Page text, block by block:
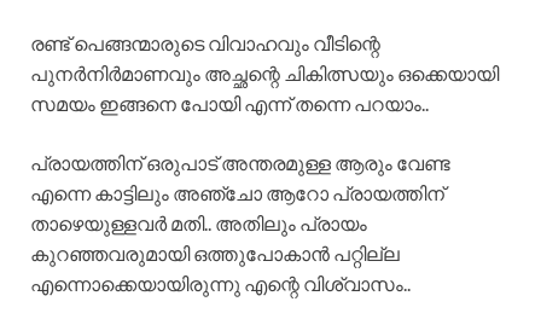
രണ്ട് പെങ്ങന്മാരുടെ വിവാഹവും വീടിന്റെ
പുനർനിർമാണവും അച്ഛന്റെ ചികിത്സയും ഒക്കെയായി
സമയം ഇങ്ങനെ പോയി എന്ന് തന്നെ പറയാം..
പ്രായത്തിന് ഒരുപാട് അന്തരമുള്ള ആരും വേണ്ട
എന്നെ കാട്ടിലും അഞ്ചോ ആറോ പ്രായത്തിന്
താഴെയുള്ളവർ മതി.. അതിലും പ്രായം
കുറഞ്ഞവരുമായി ഒത്തുപോകാൻ പറ്റില്ല
എന്നൊക്കെയായിരുന്നു എന്റെ വിശ്വാസം..